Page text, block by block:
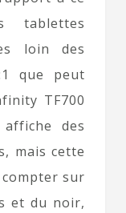
tablettes
loin des
que peut
TF700
des
mais cette
sur
et du noir,